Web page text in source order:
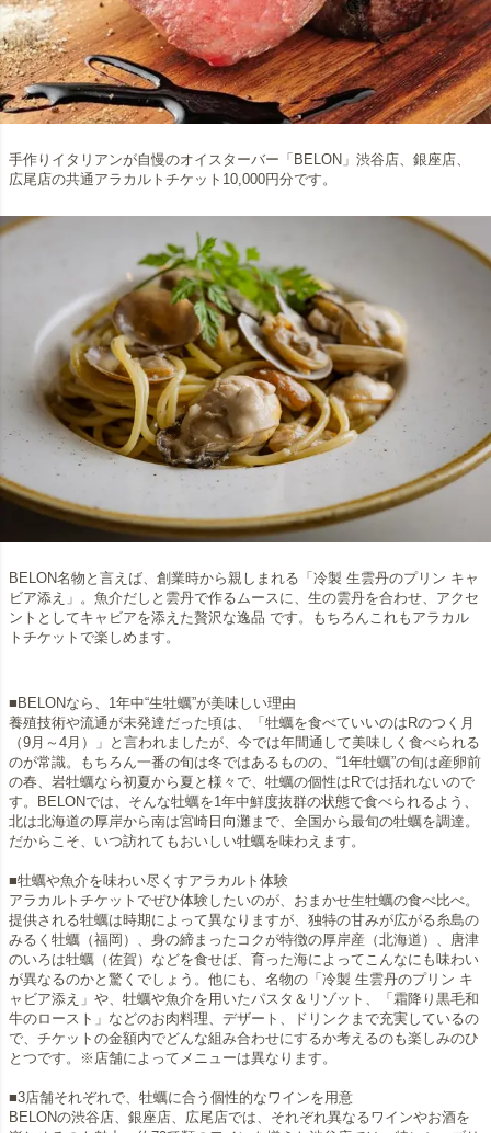
手作りイタリアンが自慢のオイスターバー「BELON」渋谷店、銀座店、
広尾店の共通アラカルトチケット10,000円分です。
BELON名物と言えば、創業時から親しまれる「冷製 生雲丹のプリン キャ
ビア添え」。魚介だしと雲丹で作るムースに、生の雲丹を合わせ、アクセ
ントとしてキャビアを添えた贅沢な逸品 です。もちろんこれもアラカル
トチケットで楽しめます。
■BELONなら、1年中“生牡蠣”が美味しい理由
養殖技術や流通が未発達だった頃は、「牡蠣を食べていいのはRのつく月
（9月～4月）」と言われましたが、今では年間通して美味しく食べられる
のが常識。もちろん一番の旬は冬ではあるものの、“1年牡蠣”の旬は産卵前
の春、岩牡蠣なら初夏から夏と様々で、牡蠣の個性はRでは括れないので
す。BELONでは、そんな牡蠣を1年中鮮度抜群の状態で食べられるよう、
北は北海道の厚岸から南は宮崎日向灘まで、全国から最旬の牡蠣を調達。
だからこそ、いつ訪れてもおいしい牡蠣を味わえます。
■牡蠣や魚介を味わい尽くすアラカルト体験
アラカルトチケットでぜひ体験したいのが、おまかせ生牡蠣の食べ比べ。
提供される牡蠣は時期によって異なりますが、独特の甘みが広がる糸島の
みるく牡蠣（福岡）、身の締まったコクが特徴の厚岸産（北海道）、唐津
のいろは牡蠣（佐賀）などを食せば、育った海によってこんなにも味わい
が異なるのかと驚くでしょう。他にも、名物の「冷製 生雲丹のプリン キ
ャビア添え」や、牡蠣や魚介を用いたパスタ＆リゾット、「霜降り黒毛和
牛のロースト」などのお肉料理、デザート、ドリンクまで充実しているの
で、チケットの金額内でどんな組み合わせにするか考えるのも楽しみのひ
とつです。※店舗によってメニューは異なります。
■3店舗それぞれで、牡蠣に合う個性的なワインを用意
BELONの渋谷店、銀座店、広尾店では、それぞれ異なるワインやお酒を